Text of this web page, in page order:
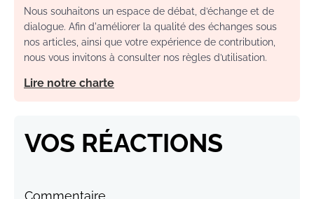
Nous souhaitons un espace de débat, d’échange et de
dialogue. Afin d'améliorer la qualité des échanges sous
nos articles, ainsi que votre expérience de contribution,
nous vous invitons à consulter nos règles d’utilisation.
Lire notre charte
VOS RÉACTIONS